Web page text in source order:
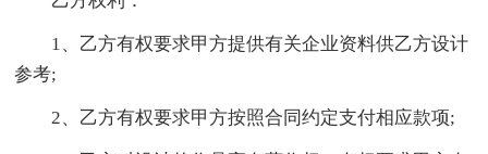
1、乙方有权要求甲方提供有关企业资料供乙方设计
参考;
2、乙方有权要求甲方按照合同约定支付相应款项;